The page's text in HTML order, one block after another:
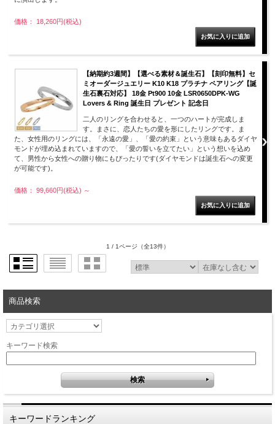
価格： 18,260円(税込)
【納期約3週間】【選べる素材＆誕生石】【刻印無料】セ
ミオーダージュエリー K10 K18 プラチナ ペアリング【誕
生石裏石対応】 18金 Pt900 10金 LSR0650DPK-WG
Lovers & Ring 誕生日 プレゼント 記念日
二人のリングを合わせると、一つのハートが完成しま
す。まさに、恋人たちの愛を形にしたリングです。ま
た、女性用のリングには、「永遠の愛」、「愛の約束」という意味もあるダイヤ
モンドが埋め込まれていますので、「愛の誓いを立てたい」という想いを込め
て、男性から女性への贈り物にもぴったりです(ダイヤモンドは誕生石への変更
が可能です)。
価格： 99,660円(税込) ～
1 / 1ページ （全13件）
商品検索
キーワード検索
キーワードランキング